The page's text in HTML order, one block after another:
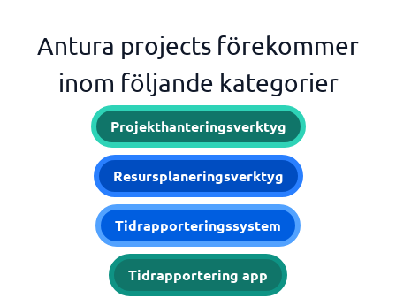
Antura projects förekommer
inom följande kategorier
Projekthanteringsverktyg
Resursplaneringsverktyg
Tidrapporteringssystem
Tidrapportering app